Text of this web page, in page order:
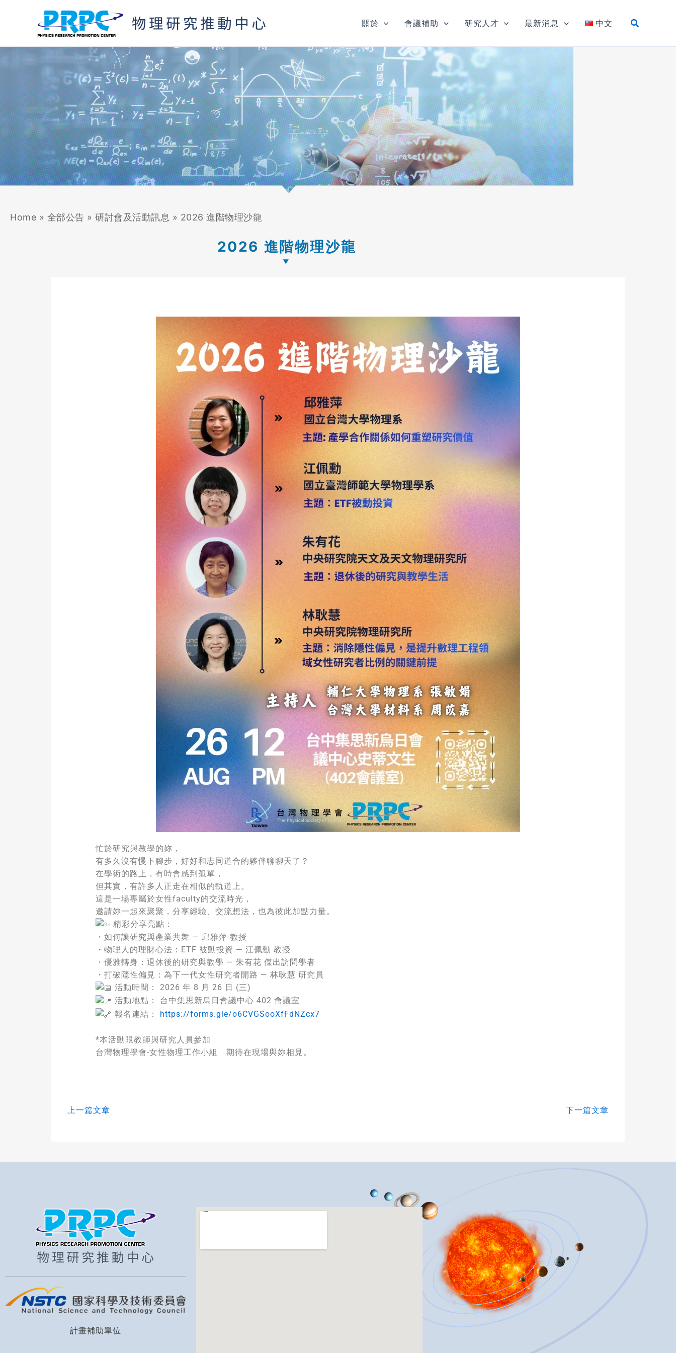
內
容
關於 會議補助 研究人才 最新消息 中文
Home » 全部公告 » 研討會及活動訊息 » 2026 進階物理沙龍
2026 進階物理沙龍
忙於研究與教學的妳，
有多久沒有慢下腳步，好好和志同道合的夥伴聊聊天了？
在學術的路上，有時會感到孤單，
但其實，有許多人正走在相似的軌道上。
這是一場專屬於女性faculty的交流時光，
邀請妳一起來聚聚，分享經驗、交流想法，也為彼此加點力量。
精彩分享亮點：
・如何讓研究與產業共舞 — 邱雅萍 教授
・物理人的理財心法：ETF 被動投資 — 江佩勳 教授
・優雅轉身：退休後的研究與教學 — 朱有花 傑出訪問學者
・打破隱性偏見：為下一代女性研究者開路 — 林耿慧 研究員
活動時間： 2026 年 8 月 26 日 (三)
活動地點： 台中集思新烏日會議中心 402 會議室
報名連結： https://forms.gle/o6CVGSooXfFdNZcx7
*本活動限教師與研究人員參加
台灣物理學會-女性物理工作小組 期待在現場與妳相見。
上一篇文章 下一篇文章
計畫補助單位